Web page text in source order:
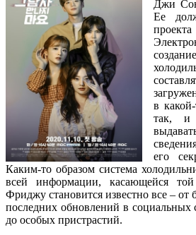
Джи
Ее
в
так, и
его
Каким-то образом система
всей информации, касающейся
Фриджу становится известно все – от
последних обновлений в социальных
до особых пристрастий.